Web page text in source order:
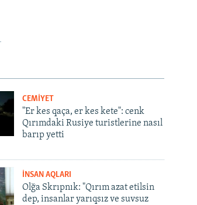
CEMİYET
"Er kes qaça, er kes kete": cenk
Qırımdaki Rusiye turistlerine nasıl
barıp yetti
İNSAN AQLARI
Olğa Skrıpnık: "Qırım azat etilsin
dep, insanlar yarıqsız ve suvsuz